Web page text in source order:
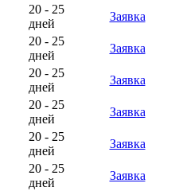
20 - 25
дней
Заявка
20 - 25
дней
Заявка
20 - 25
дней
Заявка
20 - 25
дней
Заявка
20 - 25
дней
Заявка
20 - 25
дней
Заявка